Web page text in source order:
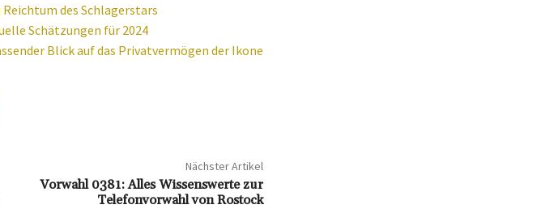
des Schlagerstars
Schätzungen für 2024
Blick auf das Privatvermögen der Ikone
Nächster Artikel
Vorwahl 0381: Alles Wissenswerte zur
Telefonvorwahl von Rostock